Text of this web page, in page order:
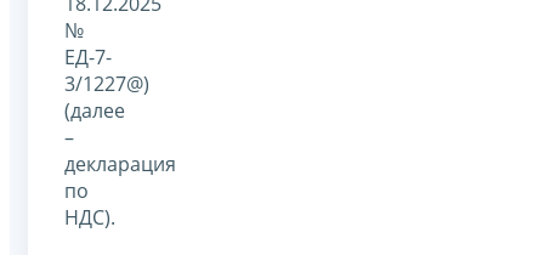
№
ЕД-7-
3/1227@)
(далее
–
декларация
по
НДС).